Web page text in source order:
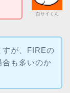
白サイくん
すが、FIREの
も多いのか